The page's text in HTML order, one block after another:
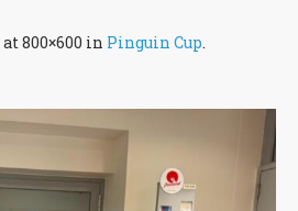
at 800×600 in Pinguin Cup.